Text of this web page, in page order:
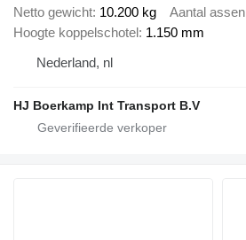
Netto gewicht 10.200 kg Aantal assen
Hoogte koppelschotel 1.150 mm
Nederland, nl
HJ Boerkamp Int Transport B.V